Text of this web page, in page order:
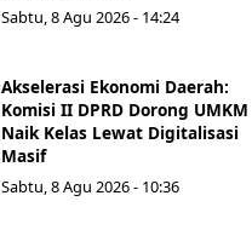
Sabtu, 8 Agu 2026 - 14:24
Akselerasi Ekonomi Daerah:
Komisi II DPRD Dorong UMKM
Naik Kelas Lewat Digitalisasi
Masif
Sabtu, 8 Agu 2026 - 10:36